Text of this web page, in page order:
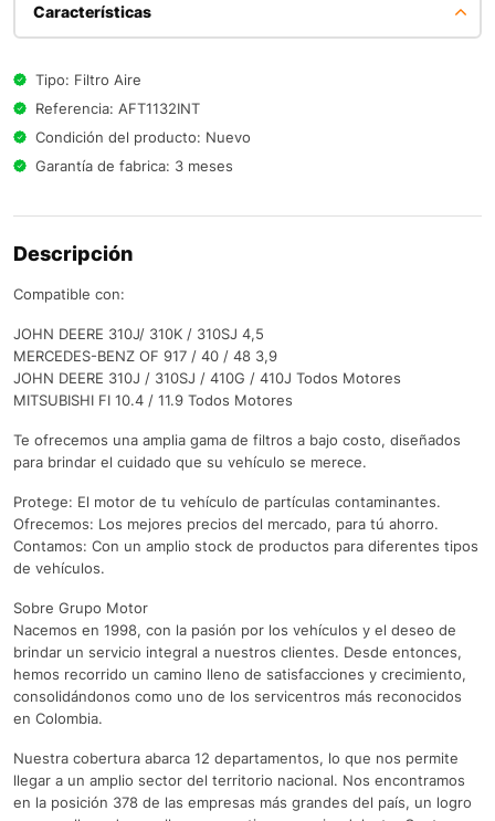
Características
Tipo: Filtro Aire
Referencia: AFT1132INT
Condición del producto: Nuevo
Garantía de fabrica: 3 meses
Descripción
Compatible con:
JOHN DEERE 310J/ 310K / 310SJ 4,5
MERCEDES-BENZ OF 917 / 40 / 48 3,9
JOHN DEERE 310J / 310SJ / 410G / 410J Todos Motores
MITSUBISHI FI 10.4 / 11.9 Todos Motores
Te ofrecemos una amplia gama de filtros a bajo costo, diseñados
para brindar el cuidado que su vehículo se merece.
Protege: El motor de tu vehículo de partículas contaminantes.
Ofrecemos: Los mejores precios del mercado, para tú ahorro.
Contamos: Con un amplio stock de productos para diferentes tipos
de vehículos.
Sobre Grupo Motor
Nacemos en 1998, con la pasión por los vehículos y el deseo de
brindar un servicio integral a nuestros clientes. Desde entonces,
hemos recorrido un camino lleno de satisfacciones y crecimiento,
consolidándonos como uno de los servicentros más reconocidos
en Colombia.
Nuestra cobertura abarca 12 departamentos, lo que nos permite
llegar a un amplio sector del territorio nacional. Nos encontramos
en la posición 378 de las empresas más grandes del país, un logro